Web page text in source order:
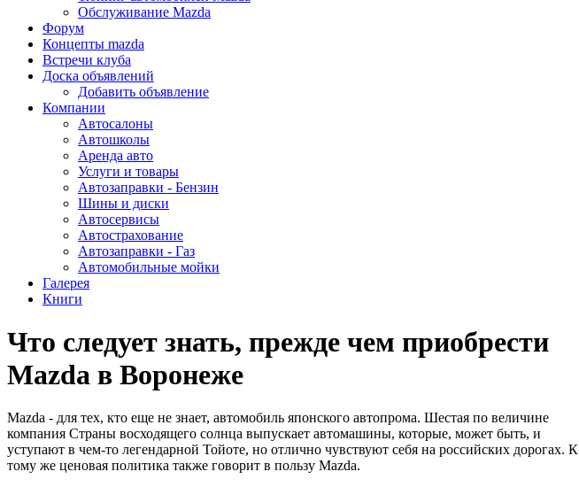
Обслуживание Mazda
Форум
Концепты mazda
Встречи клуба
Доска объявлений
Добавить объявление
Компании
Автосалоны
Автошколы
Аренда авто
Услуги и товары
Автозаправки - Бензин
Шины и диски
Автосервисы
Автострахование
Автозаправки - Газ
Автомобильные мойки
Галерея
Книги
Что следует знать, прежде чем приобрести
Mazda в Воронеже
Mazda - для тех, кто еще не знает, автомобиль японского автопрома. Шестая по величине
компания Страны восходящего солнца выпускает автомашины, которые, может быть, и
уступают в чем-то легендарной Тойоте, но отлично чувствуют себя на российских дорогах. К
тому же ценовая политика также говорит в пользу Mazda.